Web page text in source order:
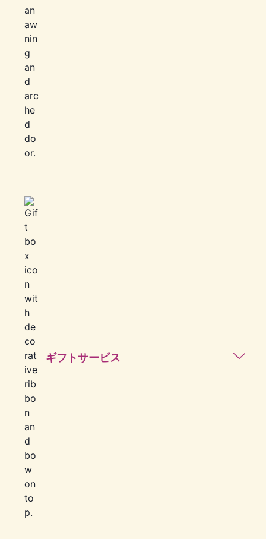
ギフトサービス